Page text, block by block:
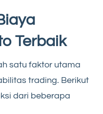
Terbaik
satu faktor utama
trading. Berikut
dari beberapa